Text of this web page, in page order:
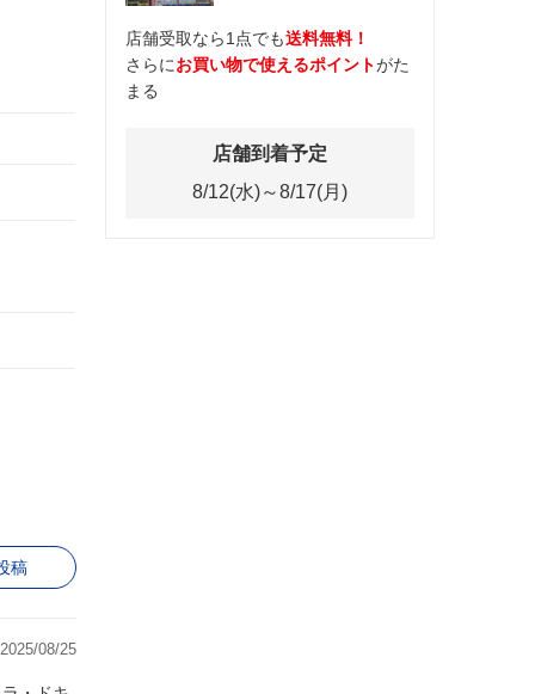
店舗受取なら1点でも送料無料！
さらにお買い物で使えるポイントがた
まる
店舗到着予定
8/12(水)～8/17(月)
稿
2025/08/25